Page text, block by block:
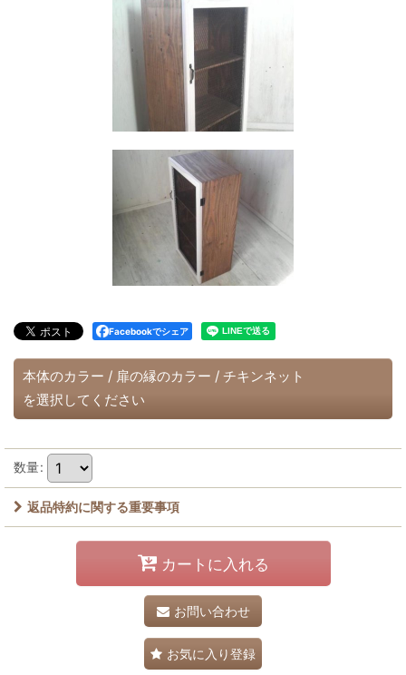
Facebookでシェア
本体のカラー / 扉の縁のカラー / チキンネット
を選択してください
数量:
返品特約に関する重要事項
カートに入れる
お問い合わせ
お気に入り登録